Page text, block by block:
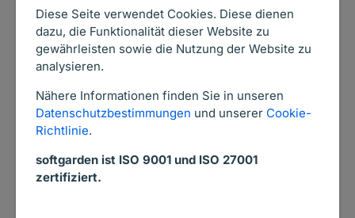
Diese Seite verwendet Cookies. Diese dienen
dazu, die Funktionalität dieser Website zu
gewährleisten sowie die Nutzung der Website zu
analysieren.
Nähere Informationen finden Sie in unseren
Datenschutzbestimmungen und unserer Cookie-
Richtlinie.
softgarden ist ISO 9001 und ISO 27001
zertifiziert.
Ich bin damit einverstanden, per E-
zu den Services und Produkten
von softgarden bis auf Widerruf zu
DieDatenschutzhinweisehabe ich zur
Kenntnis genommen.